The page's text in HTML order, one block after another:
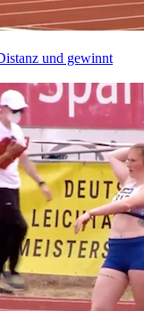
und gewinnt